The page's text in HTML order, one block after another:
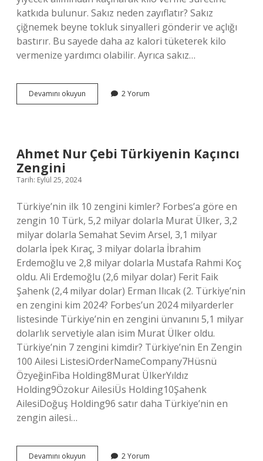
katkıda bulunur. Sakız neden zayıflatır? Sakız
çiğnemek beyne tokluk sinyalleri gönderir ve açlığı
bastırır. Bu sayede daha az kalori tüketerek kilo
vermenize yardımcı olabilir. Ayrıca sakız…
Devamını okuyun
Yağ
2 Yorum
Ahmet Nur Çebi Türkiyenin Kaçıncı
Zengini
Tarih: Eylül 25, 2024
Türkiye’nin ilk 10 zengini kimler? Forbes’a göre en
zengin 10 Türk, 5,2 milyar dolarla Murat Ülker, 3,2
milyar dolarla Semahat Sevim Arsel, 3,1 milyar
dolarla İpek Kıraç, 3 milyar dolarla İbrahim
Erdemoğlu ve 2,8 milyar dolarla Mustafa Rahmi Koç
oldu. Ali Erdemoğlu (2,6 milyar dolar) Ferit Faik
Şahenk (2,4 milyar dolar) Erman Ilıcak (2. Türkiye’nin
en zengini kim 2024? Forbes’un 2024 milyarderler
listesinde Türkiye’nin en zengini ünvanını 5,1 milyar
dolarlık servetiyle alan isim Murat Ülker oldu.
Türkiye’nin 7 zengini kimdir? Türkiye’nin En Zengin
100 Ailesi ListesiOrderNameCompany7Hüsnü
ÖzyeğinFiba Holding8Murat ÜlkerYıldız
Holding9Özokur AilesiÜs Holding10Şahenk
AilesiDoğuş Holding96 satır daha Türkiye’nin en
zengin ailesi…
Devamını okuyun 2 Yorum